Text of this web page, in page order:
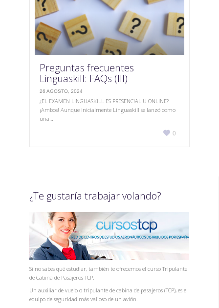
Preguntas frecuentes
Linguaskill: FAQs (III)
26 AGOSTO, 2024
¿EL EXAMEN LINGUASKILL ES PRESENCIAL U ONLINE?
¡Ambos! Aunque inicialmente Linguaskill se lanzó como
una…
Love
0
¿Te gustaría trabajar volando?
Si no sabes qué estudiar, también te ofrecemos el curso Tripulante
de Cabina de Pasajeros TCP.
Un auxiliar de vuelo o tripulante de cabina de pasajeros (TCP), es el
equipo de seguridad más valioso de un avión.